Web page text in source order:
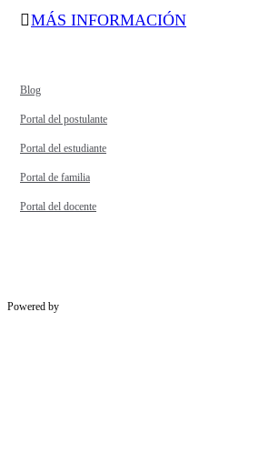
MÁS INFORMACIÓN
Blog
Portal del postulante
Portal del estudiante
Portal de familia
Portal del docente
Powered by